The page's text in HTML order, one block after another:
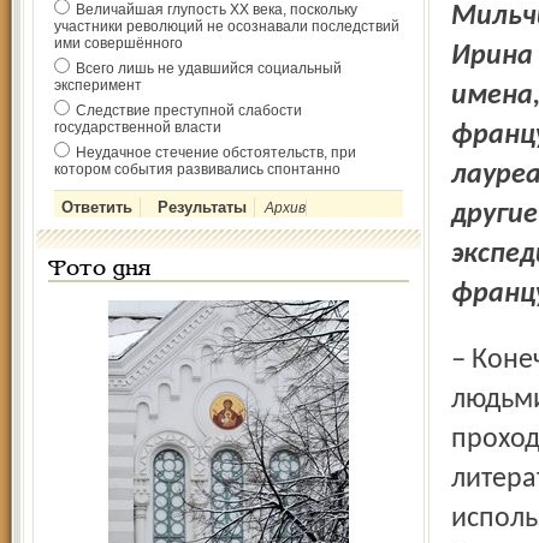
Величайшая глупость ХХ века, поскольку
участники революций не осознавали последствий
ими совершённого
Всего лишь не удавшийся социальный
эксперимент
Следствие преступной слабости
государственной власти
Неудачное стечение обстоятельств, при
котором события развивались спонтанно
Архив
Фото дня
Ирина
– Конечно, познакомиться ближе с русской культурой и